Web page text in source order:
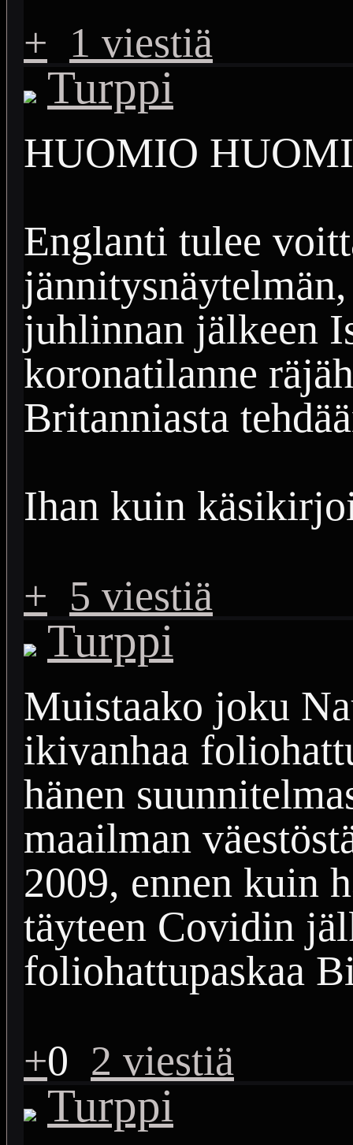
+ 1 viestiä
Turppi
HUOMIO
Englanti tulee
juhlinnan jälkeen
koronatilanne
Britanniasta
Ihan kuin
+ 5 viestiä
Turppi
Muistaako joku
ikivanhaa
hänen
maailman
2009, ennen kuin
täyteen Covidin
foliohattupaskaa
+0 2 viestiä
Turppi